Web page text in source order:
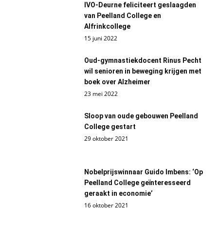
IVO-Deurne feliciteert geslaagden
van Peelland College en
Alfrinkcollege
15 juni 2022
Oud-gymnastiekdocent Rinus Pecht
wil senioren in beweging krijgen met
boek over Alzheimer
23 mei 2022
Sloop van oude gebouwen Peelland
College gestart
29 oktober 2021
Nobelprijswinnaar Guido Imbens: ‘Op
Peelland College geïnteresseerd
geraakt in economie’
16 oktober 2021